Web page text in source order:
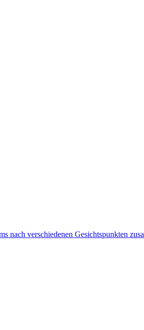
nach verschiedenen Gesichtspunkten